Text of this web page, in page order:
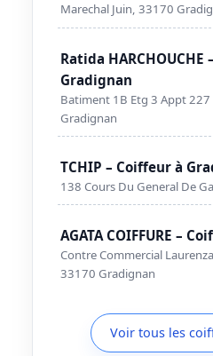
Marechal Juin, 33170
Ratida HARCHOUCHE
Gradignan
Batiment 1B Etg 3 Appt
Gradignan
TCHIP – Coiffeur à
138 Cours Du General De
AGATA COIFFURE –
Contre Commercial
33170 Gradignan
Voir tous les